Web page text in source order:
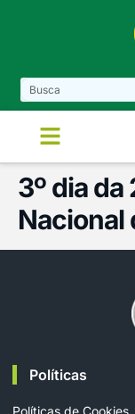
3º dia da
Nacional
Políticas
Políticas de Cookies